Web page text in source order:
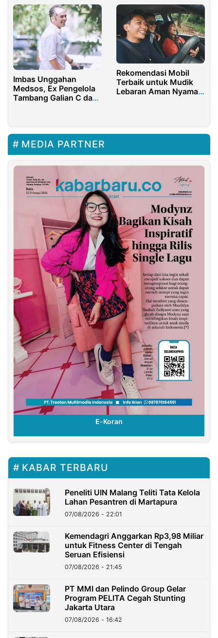
Ramadhan
Imbas Unggahan
Medsos, Ex Pengelola
Tambang Galian C dan
Rekomendasi Mobil
Terbaik untuk Mudik
Lebaran Aman Nyaman
MEDIA PARTNER
E-Koran
KABAR TERBARU
Peneliti UIN Malang Teliti Tata Kelola
Lahan Pesantren di Martapura
07/08/2026 - 22:01
Kemendagri Anggarkan Rp3,98 Miliar
untuk Fitness Center di Tengah
Seruan Efisiensi
07/08/2026 - 21:45
PT MMI dan Pelindo Group Gelar
Program PELITA Cegah Stunting
Jakarta Utara
07/08/2026 - 16:42